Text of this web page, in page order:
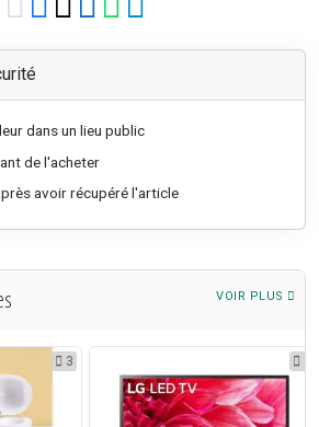
dans un lieu public
de l'acheter
avoir récupéré l'article
VOIR PLUS
3